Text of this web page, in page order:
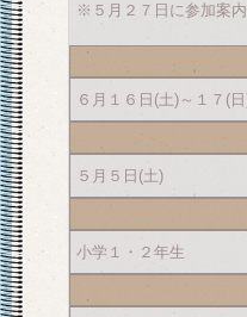
※５月２７日に参加案内
６月１６日(土)～１７(
５月５日(土)
小学１・２年生